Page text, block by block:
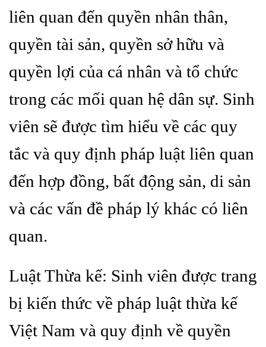
liên quan đến quyền nhân thân,
quyền tài sản, quyền sở hữu và
quyền lợi của cá nhân và tổ chức
trong các mối quan hệ dân sự. Sinh
viên sẽ được tìm hiểu về các quy
tắc và quy định pháp luật liên quan
đến hợp đồng, bất động sản, di sản
và các vấn đề pháp lý khác có liên
quan.
Luật Thừa kế: Sinh viên được trang
bị kiến thức về pháp luật thừa kế
Việt Nam và quy định về quyền